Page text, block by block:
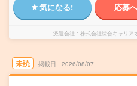
気になる! 応募
派遣会社 株式会社綜合キャリア
未読 掲載日 2026/08/07